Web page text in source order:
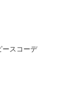
ースコーデ